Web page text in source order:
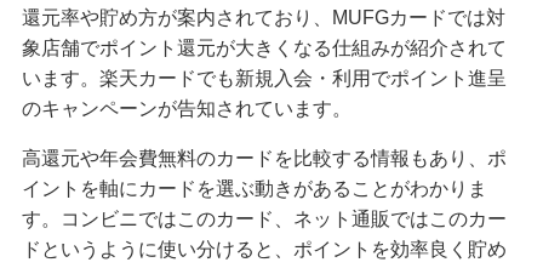
プラチナカードとは？メリット・デメリットや年
収等の条件、申込方法を解説
クレジットカードのキャッシングとは？利用方法
クレジットカードのおすすめ国際ブランドは？そ
れぞれの特徴と選び方を解説
還元率や貯め方が案内されており、MUFGカードでは対
象店舗でポイント還元が大きくなる仕組みが紹介されて
います。楽天カードでも新規入会・利用でポイント進呈
のキャンペーンが告知されています。
高還元や年会費無料のカードを比較する情報もあり、ポ
イントを軸にカードを選ぶ動きがあることがわかりま
す。コンビニではこのカード、ネット通販ではこのカー
ドというように使い分けると、ポイントを効率良く貯め